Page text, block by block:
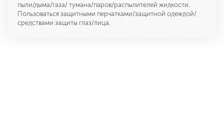
пыли/дыма/газа/ тумана/паров/распылителей жидкости.
Пользоваться защитными перчатками/защитной одеждой/
средствами защиты глаз/лица.